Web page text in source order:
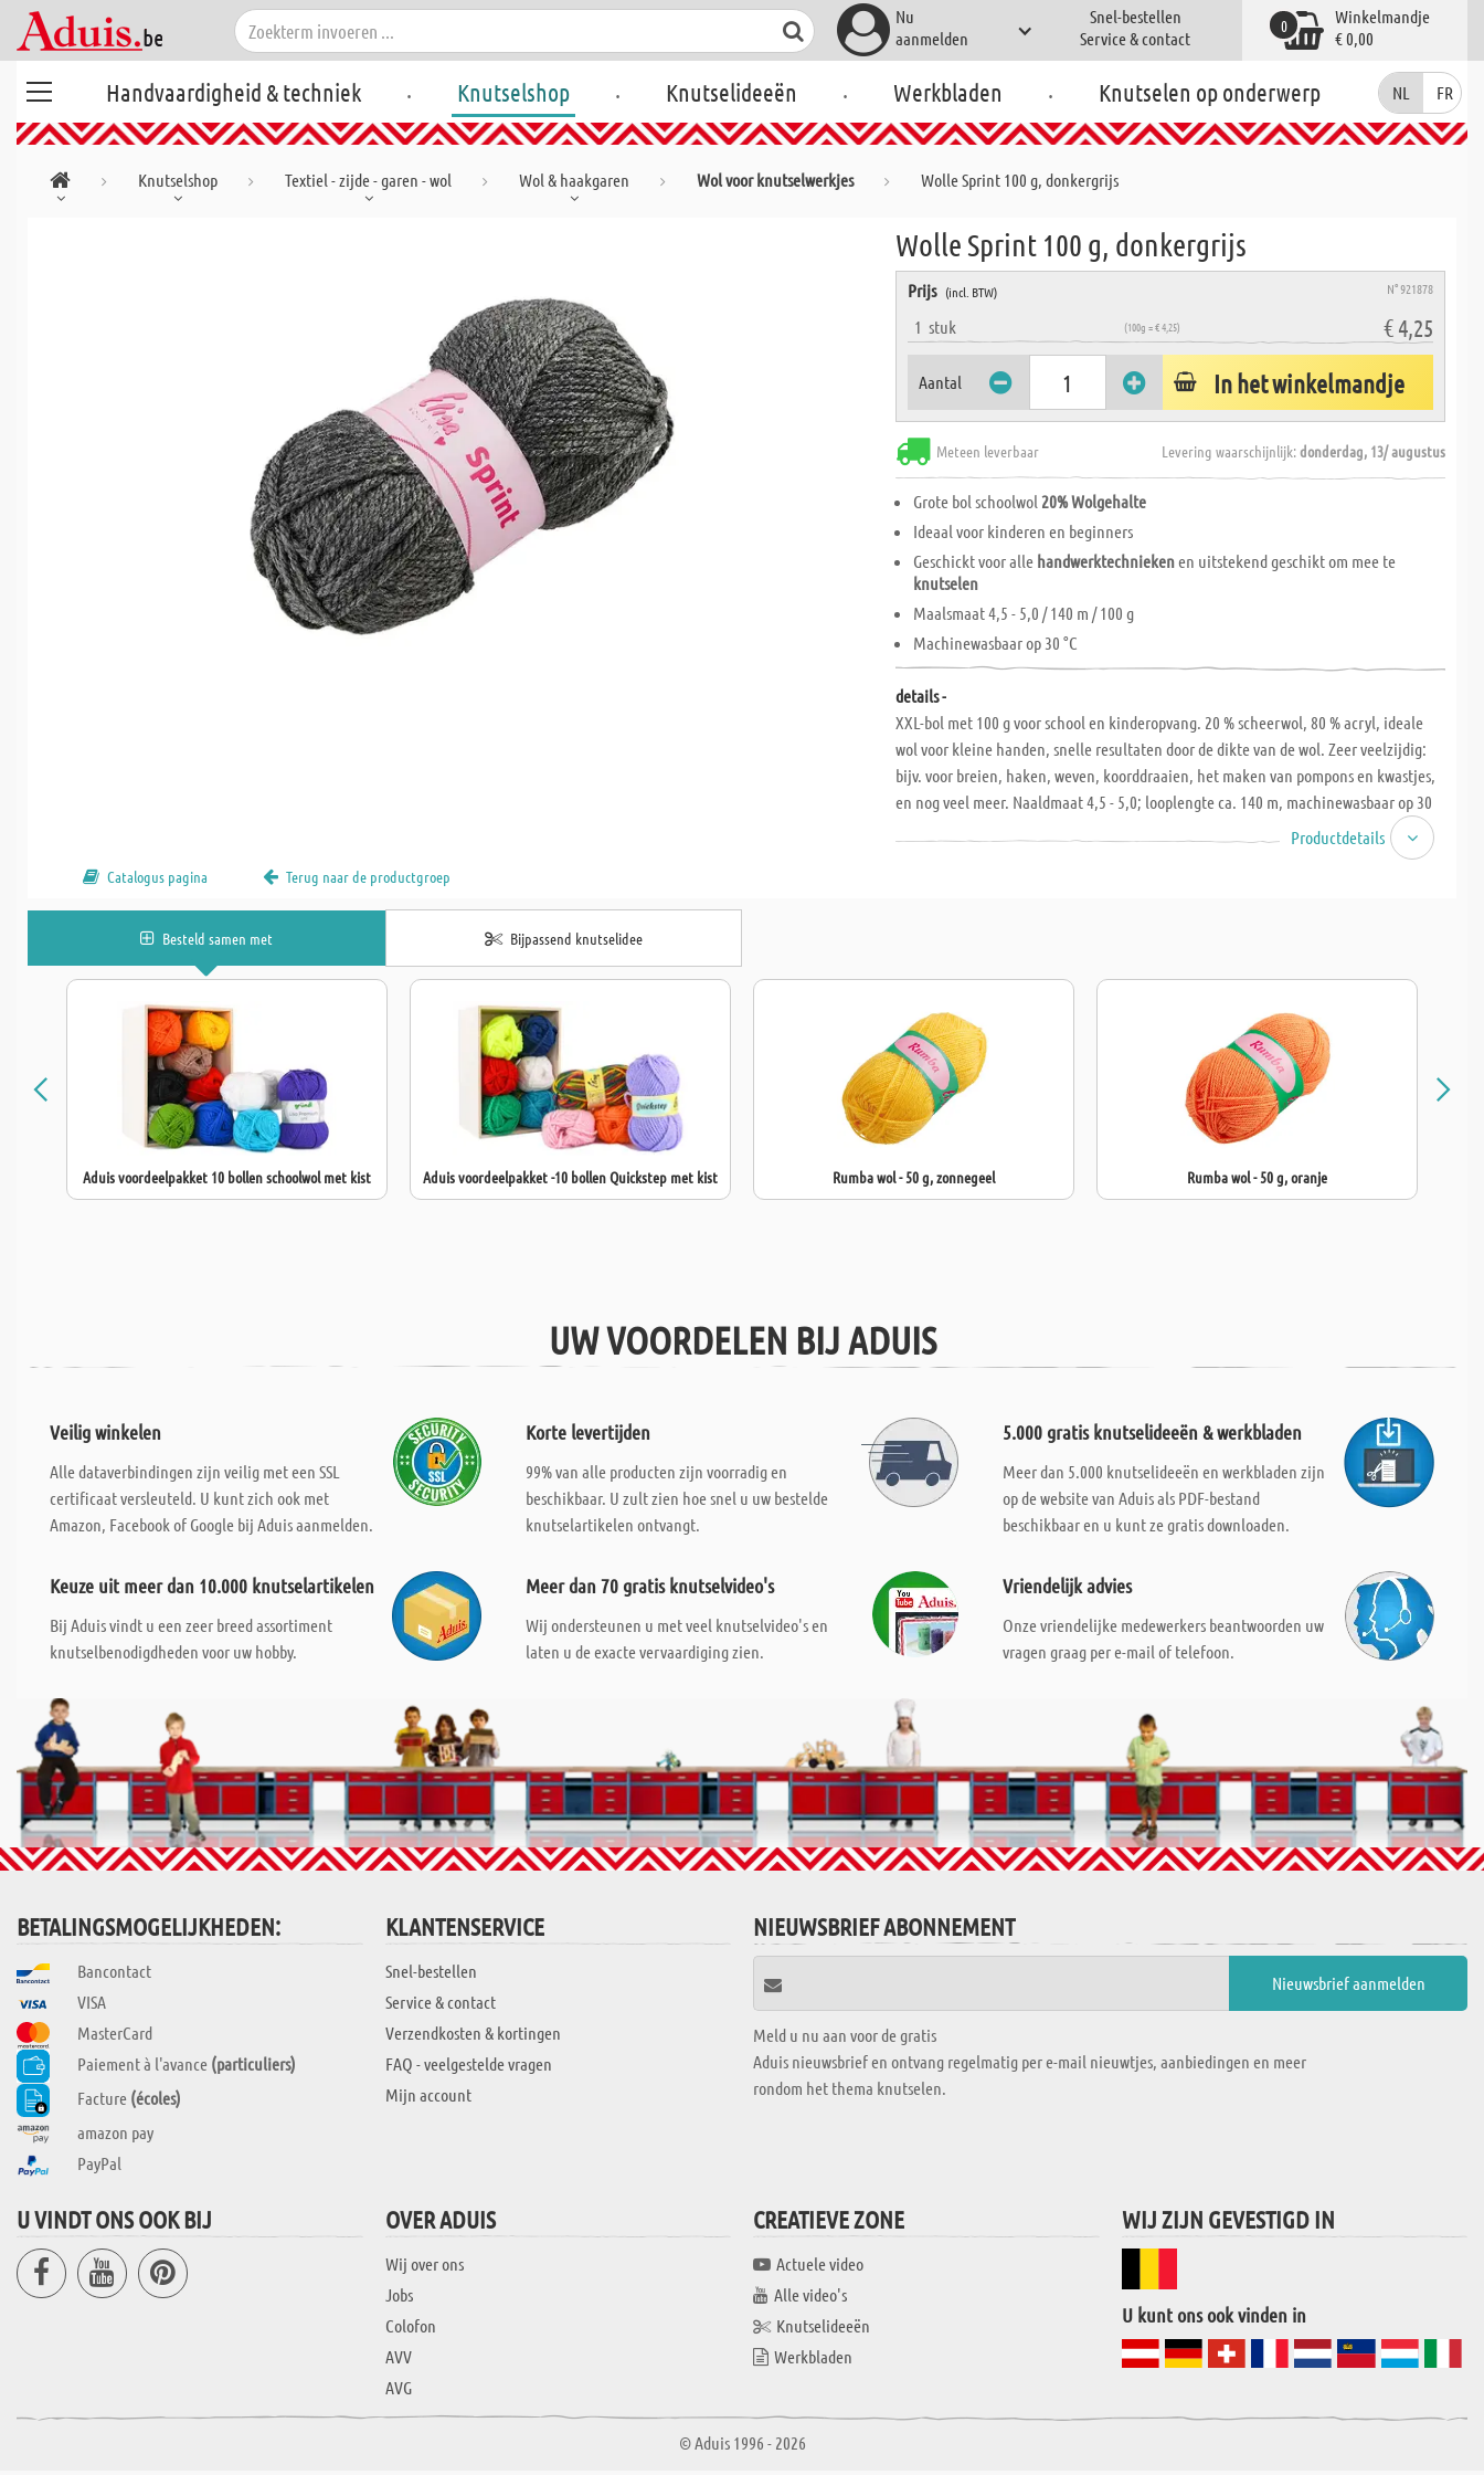
Nu
aanmelden
Snel-bestellen
Service & contact
Winkelmandje
€ 0,00
0
Handvaardigheid & techniek . Knutselshop . Knutselideeën . Werkbladen . Knutselen op onderwerp NL FR
Knutselshop Textiel - zijde - garen - wol Wol & haakgaren Wol voor knutselwerkjes Wolle Sprint 100 g, donkergrijs
Wolle Sprint 100 g, donkergrijs
Prijs (incl. BTW) N° 921878
1stuk (100g = € 4,25) € 4,25
Aantal In het winkelmandje
Meteen leverbaar Levering waarschijnlijk:donderdag, 13/ augustus
Grote bol schoolwol20% Wolgehalte
Ideaal voor kinderen en beginners
Geschickt voor alle handwerktechniekenen uitstekend geschikt om mee te
knutselen
Maalsmaat 4,5 - 5,0 / 140 m / 100 g
Machinewasbaar op 30 °C
details -
XXL-bol met 100 g voor school en kinderopvang. 20 % scheerwol, 80 % acryl, ideale
wol voor kleine handen, snelle resultaten door de dikte van de wol. Zeer veelzijdig:
bijv. voor breien, haken, weven, koorddraaien, het maken van pompons en kwastjes,
en nog veel meer. Naaldmaat 4,5 - 5,0; looplengte ca. 140 m, machinewasbaar op 30
Productdetails
Catalogus pagina Terug naar de productgroep
Besteld samen met Bijpassend knutselidee
Aduis voordeelpakket 10 bollen schoolwol met kist Aduis voordeelpakket -10 bollen Quickstep met kist Rumba wol - 50 g, zonnegeel Rumba wol - 50 g, oranje
UW VOORDELEN BIJ ADUIS
Veilig winkelen
Alle dataverbindingen zijn veilig met een SSL
certificaat versleuteld. U kunt zich ook met
Amazon, Facebook of Google bij Aduis aanmelden.
Korte levertijden
99% van alle producten zijn voorradig en
beschikbaar. U zult zien hoe snel u uw bestelde
knutselartikelen ontvangt.
5.000 gratis knutselideeën & werkbladen
Meer dan 5.000 knutselideeën en werkbladen zijn
op de website van Aduis als PDF-bestand
beschikbaar en u kunt ze gratis downloaden.
Keuze uit meer dan 10.000 knutselartikelen
Bij Aduis vindt u een zeer breed assortiment
knutselbenodigdheden voor uw hobby.
Meer dan 70 gratis knutselvideo's
Wij ondersteunen u met veel knutselvideo's en
laten u de exacte vervaardiging zien.
Vriendelijk advies
Onze vriendelijke medewerkers beantwoorden uw
vragen graag per e-mail of telefoon.
BETALINGSMOGELIJKHEDEN:
Bancontact
VISA
MasterCard
Paiement à l'avance (particuliers)
Facture (écoles)
amazon pay
PayPal
KLANTENSERVICE
Snel-bestellen
Service & contact
Verzendkosten & kortingen
FAQ - veelgestelde vragen
Mijn account
NIEUWSBRIEF ABONNEMENT
Meld u nu aan voor de gratis
Aduis nieuwsbrief en ontvang regelmatig per e-mail nieuwtjes, aanbiedingen en meer
rondom het thema knutselen.
U VINDT ONS OOK BIJ OVER ADUIS
Wij over ons
Jobs
Colofon
AVV
AVG
CREATIEVE ZONE
Actuele video
Alle video's
Knutselideeën
Werkbladen
WIJ ZIJN GEVESTIGD IN
U kunt ons ook vinden in
© Aduis 1996 - 2026